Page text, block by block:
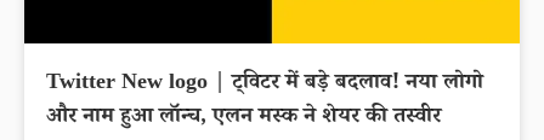
Twitter New logo | ट्विटर में बड़े बदलाव! नया लोगो
और नाम हुआ लॉन्च, एलन मस्क ने शेयर की तस्वीर